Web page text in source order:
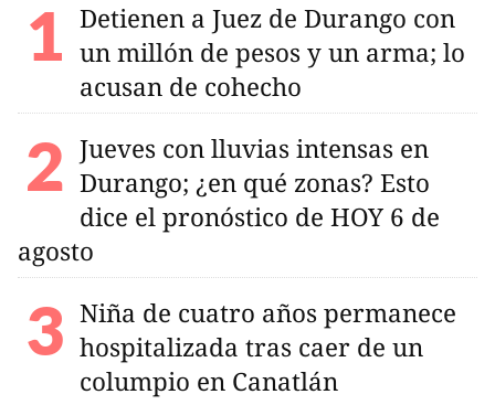
Detienen a Juez de Durango con
un millón de pesos y un arma; lo
acusan de cohecho
Jueves con lluvias intensas en
Durango; ¿en qué zonas? Esto
dice el pronóstico de HOY 6 de
agosto
Niña de cuatro años permanece
hospitalizada tras caer de un
columpio en Canatlán